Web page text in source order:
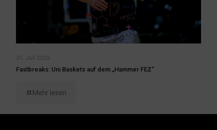
31. Juli 2026
Fastbreaks: Uni Baskets auf dem „Hammer FEZ“
Mehr lesen